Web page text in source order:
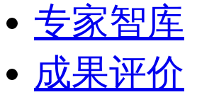
专家智库
成果评价